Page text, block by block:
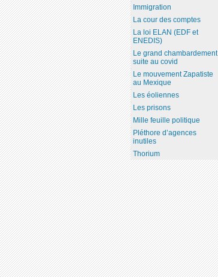
Immigration
La cour des comptes
La loi ELAN (EDF et
ENEDIS)
Le grand chambardement
suite au covid
Le mouvement Zapatiste
au Mexique
Les éoliennes
Les prisons
Mille feuille politique
Pléthore d’agences
inutiles
Thorium